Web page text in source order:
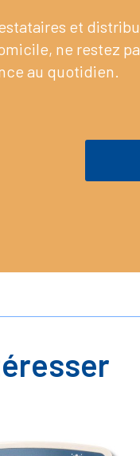
et
ne restez
au quotidien.